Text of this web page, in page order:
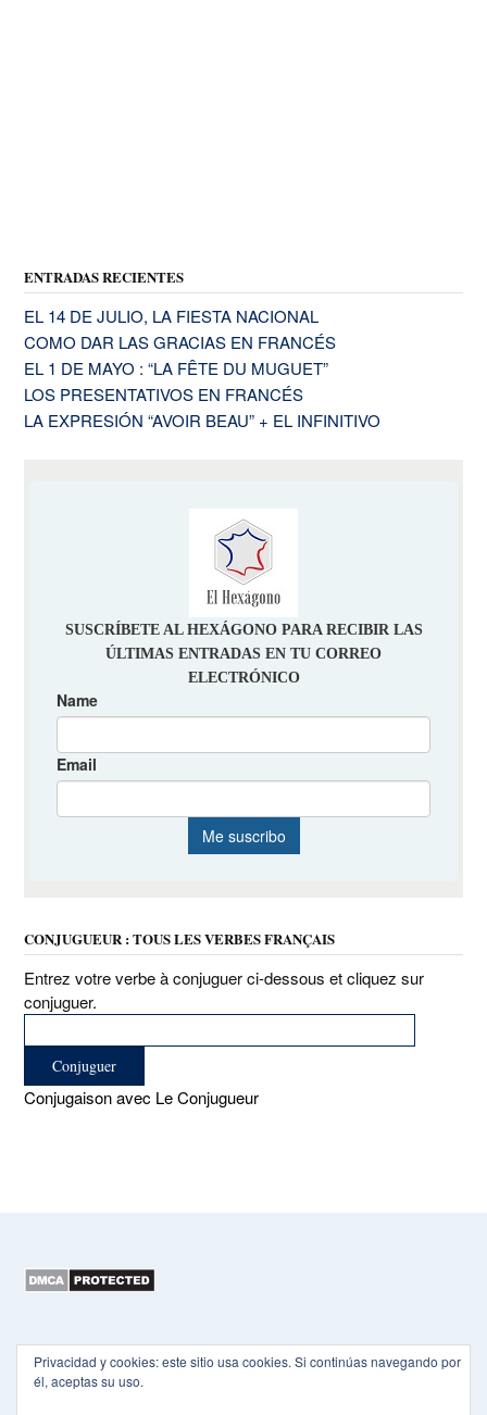
ENTRADAS RECIENTES
EL 14 DE JULIO, LA FIESTA NACIONAL
COMO DAR LAS GRACIAS EN FRANCÉS
EL 1 DE MAYO : “LA FÊTE DU MUGUET”
LOS PRESENTATIVOS EN FRANCÉS
LA EXPRESIÓN “AVOIR BEAU” + EL INFINITIVO
CONJUGUEUR : TOUS LES VERBES FRANÇAIS
Entrez votre verbe à conjuguer ci-dessous et cliquez sur
conjuguer.
Conjugaison avec Le Conjugueur
Privacidad y cookies: este sitio usa cookies. Si continúas navegando por
él, aceptas su uso.
Copyright 2015-2026 EL HEXÁGONO